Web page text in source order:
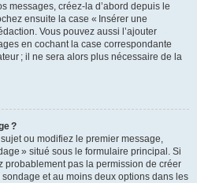
messages, créez-la d’abord depuis le
ensuite la case « Insérer une
Vous pouvez aussi l’ajouter
en cochant la case correspondante
; il ne sera alors plus nécessaire de la
?
ou modifiez le premier message,
» situé sous le formulaire principal. Si
probablement pas la permission de créer
et au moins deux options dans les